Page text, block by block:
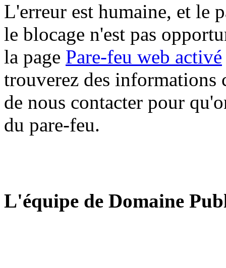
L'erreur est humaine, et le
le blocage n'est pas
la page Pare-feu web activé
trouverez des informations
de nous contacter pour
du pare-feu.
L'équipe de Domaine